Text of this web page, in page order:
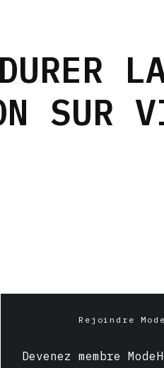
SUR
Rejoindre
Devenez membre